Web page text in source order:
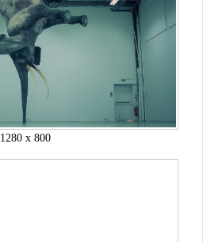
1280 x 800